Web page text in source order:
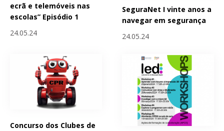
ecrã e telemóveis nas
escolas” Episódio 1
24.05.24
SeguraNet I vinte anos a
navegar em segurança
24.05.24
Concurso dos Clubes de